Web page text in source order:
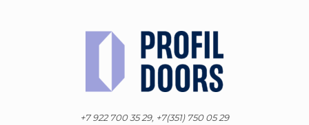
+7 922 700 35 29, +7(351) 750 05 29